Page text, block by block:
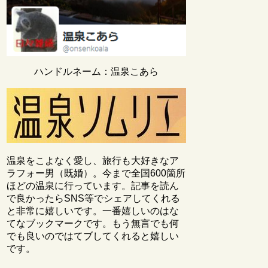
ハンドルネーム：温泉こあら
温泉をこよなく愛し、旅行も大好きなア
ラフォー男（既婚）。今まで全国600箇所
ほどの温泉に行っています。記事を読ん
で良かったらSNS等でシェアしてくれる
と非常に嬉しいです。一番嬉しいのはな
てなブックマークです。もう無言でも何
でも良いのではてブしてくれると嬉しい
です。